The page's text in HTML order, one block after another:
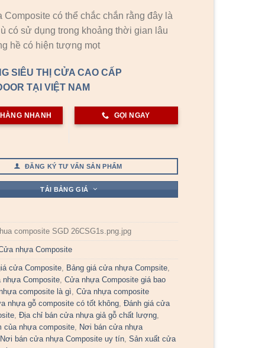
Composite có thể chắc chắn rằng đây là
có sử dụng trong khoảng thời gian lâu
hề có hiện tượng mọt
SIÊU THỊ CỬA CAO CẤP
TẠI VIỆT NAM
NHANH GỌI NGAY
ĐĂNG KÝ TƯ VẤN SẢN PHẨM
TẢI BẢNG GIÁ
composite SGD 26CSG1s.png.jpg
nhựa Composite
cửa Composite, Bảng giá cửa nhựa Compsite,
nhựa Composite,Cửa nhựa Composite giá bao
composite là gì,Cửa nhựa composite
nhựa gỗ composite có tốt không,Đánh giá cửa
,Địa chỉ bán cửa nhựa giả gỗ chất lượng,
của nhựa composite, Nơi bán cửa nhựa
Nơi bán cửa nhựa Composite uy tín,Sản xuất cửa